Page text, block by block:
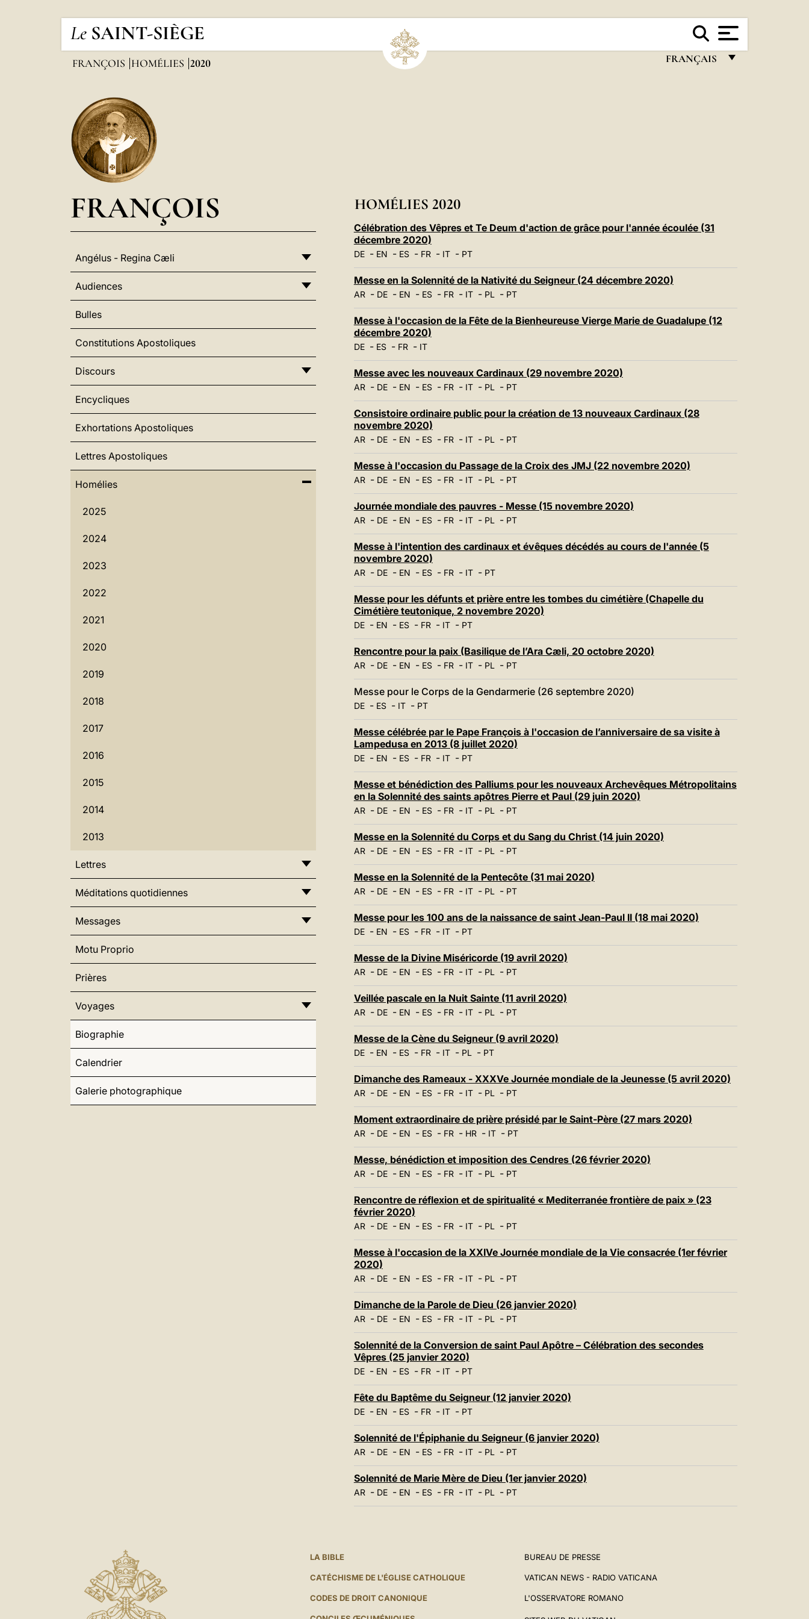
Le SAINT-SIÈGE
FRANÇAIS
POLSKI
中文
FRANÇOIS HOMÉLIES 2020
FRANÇOIS
Angélus - Regina Cæli
Audiences
Bulles
Constitutions Apostoliques
Discours
Encycliques
Exhortations Apostoliques
Lettres Apostoliques
Homélies
2025
2024
2023
2022
2021
2020
2019
2018
2017
2016
2015
2014
2013
Lettres
Méditations quotidiennes
Messages
Motu Proprio
Prières
Voyages
Biographie
Calendrier
Galerie photographique
HOMÉLIES 2020
Célébration des Vêpres et Te Deum d'action de grâce pour l'année écoulée (31
décembre 2020)
DE- EN - ES- FR- IT- PT
Messe en la Solennité de la Nativité du Seigneur (24 décembre 2020)
AR- DE- EN - ES- FR- IT- PL- PT
Messe à l'occasion de la Fête de la Bienheureuse Vierge Marie de Guadalupe (12
décembre 2020)
DE- ES- FR- IT
Messe avec les nouveaux Cardinaux (29 novembre 2020)
AR- DE- EN - ES- FR- IT- PL- PT
Consistoire ordinaire public pour la création de 13 nouveaux Cardinaux (28
novembre 2020)
AR- DE- EN - ES- FR- IT- PL- PT
Messe à l'occasion du Passage de la Croix des JMJ (22 novembre 2020)
AR- DE- EN - ES- FR- IT- PL- PT
Journée mondiale des pauvres - Messe (15 novembre 2020)
AR- DE- EN - ES- FR- IT- PL- PT
Messe à l'intention des cardinaux et évêques décédés au cours de l'année (5
novembre 2020)
AR- DE- EN - ES- FR- IT- PT
Messe pour les défunts et prière entre les tombes du cimétière (Chapelle du
Cimétière teutonique, 2 novembre 2020)
DE- EN - ES- FR- IT- PT
Rencontre pour la paix (Basilique de l’Ara Cæli, 20 octobre 2020)
AR- DE- EN - ES- FR- IT- PL- PT
Messe pour le Corps de la Gendarmerie (26 septembre 2020)
DE- ES- IT- PT
Messe célébrée par le Pape François à l'occasion de l’anniversaire de sa visite à
Lampedusa en 2013 (8 juillet 2020)
DE- EN - ES- FR- IT- PT
Messe et bénédiction des Palliums pour les nouveaux Archevêques Métropolitains
en la Solennité des saints apôtres Pierre et Paul (29 juin 2020)
AR- DE- EN - ES- FR- IT- PL- PT
Messe en la Solennité du Corps et du Sang du Christ (14 juin 2020)
AR- DE- EN - ES- FR- IT- PL- PT
Messe en la Solennité de la Pentecôte (31 mai 2020)
AR- DE- EN - ES- FR- IT- PL- PT
Messe pour les 100 ans de la naissance de saint Jean-Paul II (18 mai 2020)
DE- EN - ES- FR- IT- PT
Messe de la Divine Miséricorde (19 avril 2020)
AR- DE- EN - ES- FR- IT- PL- PT
Veillée pascale en la Nuit Sainte (11 avril 2020)
AR- DE- EN - ES- FR- IT- PL- PT
Messe de la Cène du Seigneur (9 avril 2020)
DE- EN - ES- FR- IT- PL- PT
Dimanche des Rameaux - XXXVe Journée mondiale de la Jeunesse (5 avril 2020)
AR- DE- EN - ES- FR- IT- PL- PT
Moment extraordinaire de prière présidé par le Saint-Père (27 mars 2020)
AR- DE- EN - ES- FR- HR- IT- PT
Messe, bénédiction et imposition des Cendres (26 février 2020)
AR- DE- EN - ES- FR- IT- PL- PT
Rencontre de réflexion et de spiritualité « Mediterranée frontière de paix » (23
février 2020)
AR- DE- EN - ES- FR- IT- PL- PT
Messe à l'occasion de la XXIVe Journée mondiale de la Vie consacrée (1er février
2020)
AR- DE- EN - ES- FR- IT- PL- PT
Dimanche de la Parole de Dieu (26 janvier 2020)
AR- DE- EN - ES- FR- IT- PL- PT
Solennité de la Conversion de saint Paul Apôtre – Célébration des secondes
Vêpres (25 janvier 2020)
DE- EN - ES- FR- IT- PT
Fête du Baptême du Seigneur (12 janvier 2020)
DE- EN - ES- FR- IT- PT
Solennité de l'Épiphanie du Seigneur (6 janvier 2020)
AR- DE- EN - ES- FR- IT- PL- PT
Solennité de Marie Mère de Dieu (1er janvier 2020)
AR- DE- EN - ES- FR- IT- PL- PT
LA BIBLE
CATÉCHISME DE L'ÉGLISE CATHOLIQUE
CODES DE DROIT CANONIQUE
BUREAU DE PRESSE
VATICAN NEWS - RADIO VATICANA
L'OSSERVATORE ROMANO